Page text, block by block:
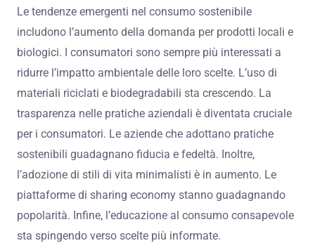
Le tendenze emergenti nel consumo sostenibile
includono l’aumento della domanda per prodotti locali e
biologici. I consumatori sono sempre più interessati a
ridurre l’impatto ambientale delle loro scelte. L’uso di
materiali riciclati e biodegradabili sta crescendo. La
trasparenza nelle pratiche aziendali è diventata cruciale
per i consumatori. Le aziende che adottano pratiche
sostenibili guadagnano fiducia e fedeltà. Inoltre,
l’adozione di stili di vita minimalisti è in aumento. Le
piattaforme di sharing economy stanno guadagnando
popolarità. Infine, l’educazione al consumo consapevole
sta spingendo verso scelte più informate.